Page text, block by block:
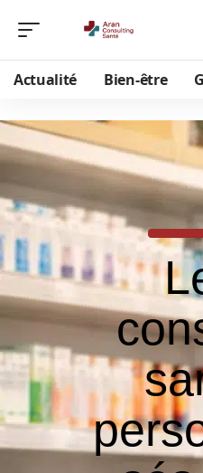
Actualité Bien-être